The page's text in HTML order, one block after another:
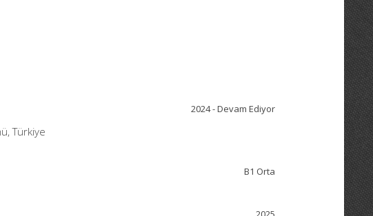
2024 - Devam Ediyor
Türkiye
B1 Orta